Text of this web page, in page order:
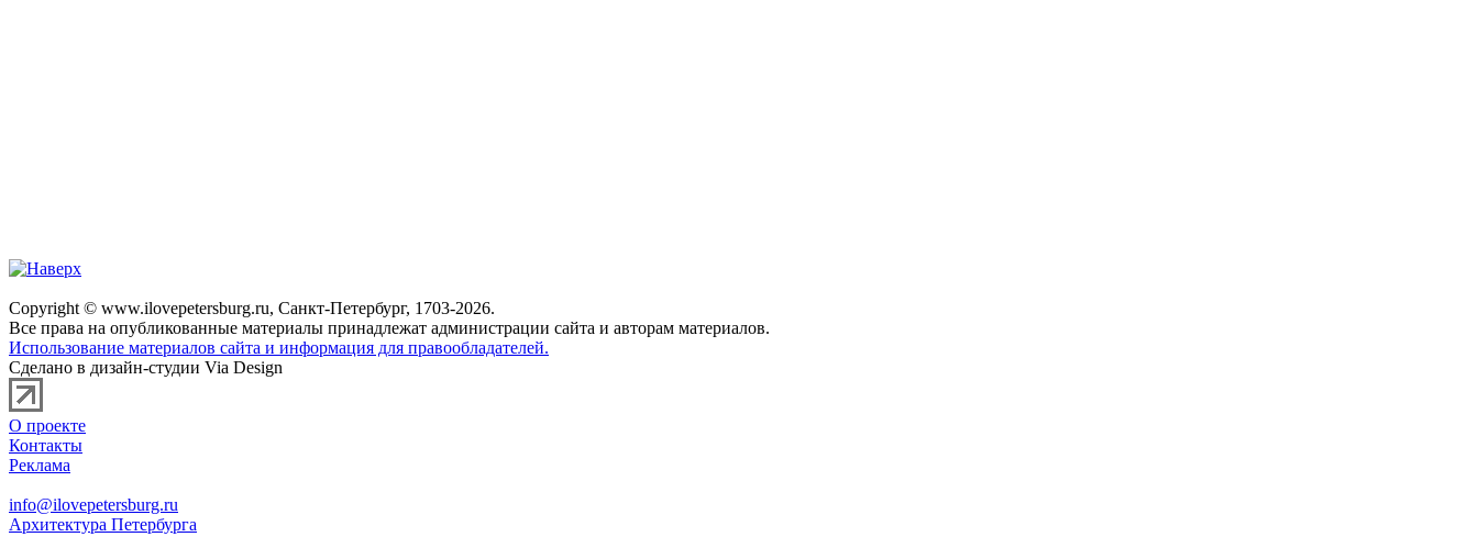
Copyright © www.ilovepetersburg.ru, Санкт-Петербург, 1703-2026.
Все права на опубликованные материалы принадлежат администрации сайта и авторам материалов.
Использование материалов сайта и информация для правообладателей.
Сделано в дизайн-студии Via Design
О проекте
Контакты
Реклама
info@ilovepetersburg.ru
Архитектура Петербурга